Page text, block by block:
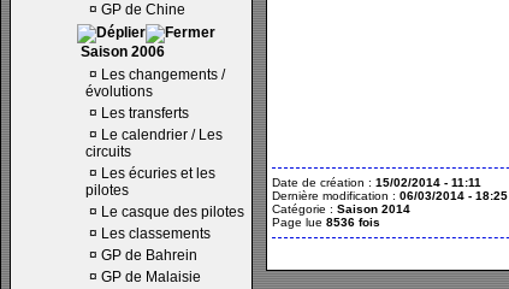
¤ GP de Chine
Saison 2006
¤ Les changements /
évolutions
¤ Les transferts
¤ Le calendrier / Les
circuits
¤ Les écuries et les
pilotes
¤ Le casque des pilotes
¤ Les classements
¤ GP de Bahrein
¤ GP de Malaisie
Date de création : 15/02/2014 - 11:11
Dernière modification : 06/03/2014 - 18:25
Catégorie : Saison 2014
Page lue 8536 fois